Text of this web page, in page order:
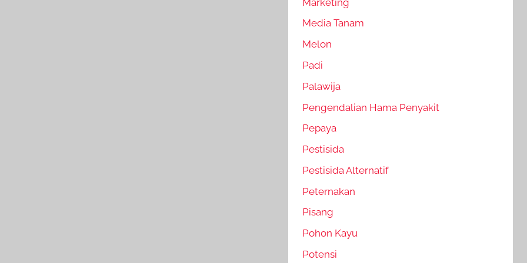
Media Tanam
Melon
Padi
Palawija
Pengendalian Hama Penyakit
Pepaya
Pestisida
Pestisida Alternatif
Peternakan
Pisang
Pohon Kayu
Potensi